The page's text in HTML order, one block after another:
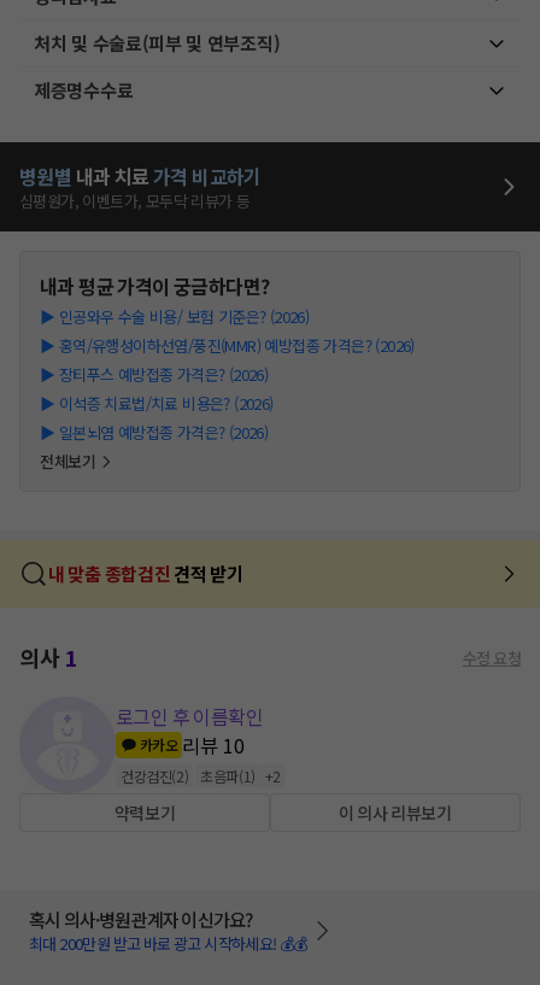
처치 및 수술료(피부 및 연부조직)
제증명수수료
병원별 내과 치료가격 비교하기
심평원가, 이벤트가, 모두닥 리뷰가 등
내과평균 가격이 궁금하다면?
▶ 인공와우 수술 비용/ 보험 기준은? (2026)
▶ 홍역/유행성이하선염/풍진(MMR) 예방접종 가격은? (2026)
▶ 장티푸스 예방접종 가격은? (2026)
▶ 이석증 치료법/치료 비용은? (2026)
▶ 일본뇌염 예방접종 가격은? (2026)
전체보기
내 맞춤 종합검진 견적 받기
의사1 수정 요청
로그인 후 이름확인
카카오 리뷰 10
건강검진(2) 초음파(1) +2
약력보기 이 의사 리뷰보기
혹시 의사·병원관계자 이신가요?
최대 200만원 받고 바로 광고 시작하세요! 💰💰